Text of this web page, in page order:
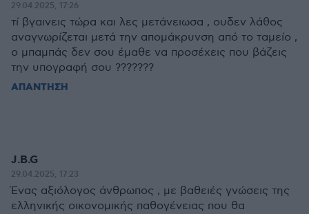
29.04.2025, 17:26
τί βγαινεις τώρα και λες μετάνειωσα , ουδεν λάθος
αναγνωρίζεται μετά την απομάκρυνση από το ταμείο ,
ο μπαμπάς δεν σου έμαθε να προσέχεις που βάζεις
την υπογραφή σου ???????
ΑΠΑΝΤΗΣΗ
J.B.G
29.04.2025, 17:23
Ένας αξιόλογος άνθρωπος , με βαθειές γνώσεις της
ελληνικής οικονομικής παθογένειας που θα